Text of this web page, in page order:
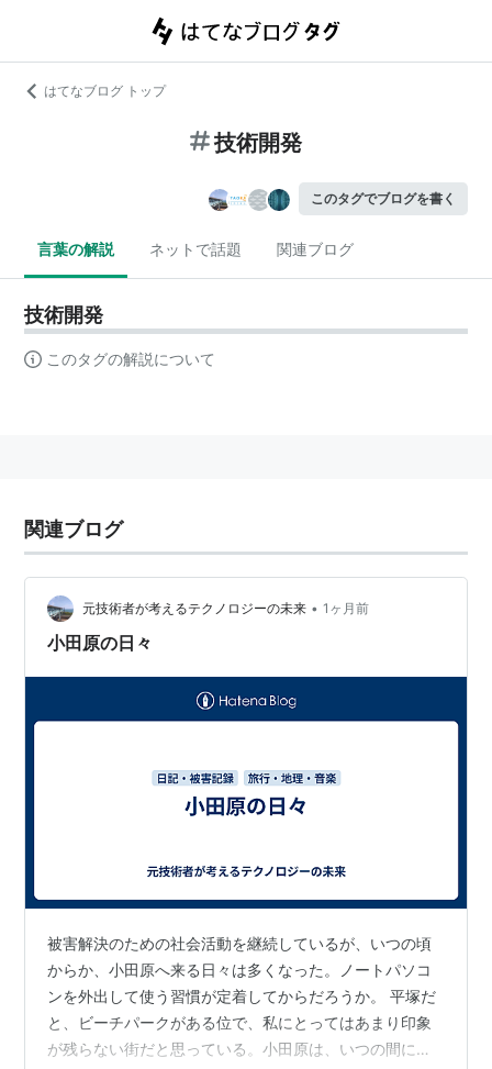
はてなブログ トップ
技術開発
このタグでブログを書く
言葉の解説 ネットで話題 関連ブログ
技術開発
このタグの解説について
関連ブログ
元技術者が考えるテクノロジーの未来 • 1ヶ月前
小田原の日々
被害解決のための社会活動を継続しているが、いつの頃
からか、小田原へ来る日々は多くなった。ノートパソコ
ンを外出して使う習慣が定着してからだろうか。 平塚だ
と、ビーチパークがある位で、私にとってはあまり印象
が残らない街だと思っている。小田原は、いつの間に